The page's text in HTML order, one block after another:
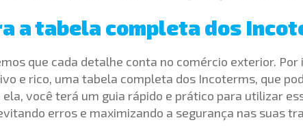
a tabela completa dos
que cada detalhe conta no comércio exterior. Por
e rico, uma tabela completa dos Incoterms, que
ela, você terá um guia rápido e prático para utilizar
erros e maximizando a segurança nas suas